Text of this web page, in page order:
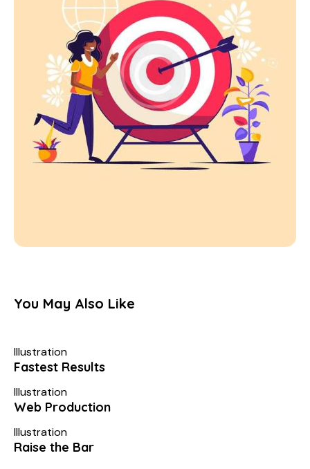
You May Also Like
Illustration
Fastest Results
Illustration
Web Production
Illustration
Raise the Bar